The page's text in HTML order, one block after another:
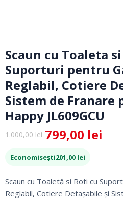
Scaun cu Toaleta
Suporturi pentru
Reglabil, Cotiere
Sistem de Franare
Happy JL609GCU
1.000,00lei
Prețul
inițial
a
fost:
1.000,00 lei.
799,00 lei
Prețul
curent
este:
799,00 lei.
Economisești201,00 lei
Scaun cu Toaletă si Roti cu
Reglabil, Cotiere Detașabile și